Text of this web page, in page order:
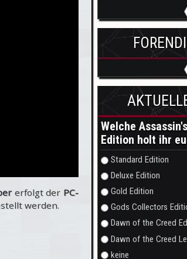
erfolgt der PC-
werden.
Welche
Edition holt ihr
Auswahlmöglichkeiten
Standard Edition
Deluxe Edition
Gold Edition
Gods Collectors
Dawn of the Creed
Dawn of the Creed
keine